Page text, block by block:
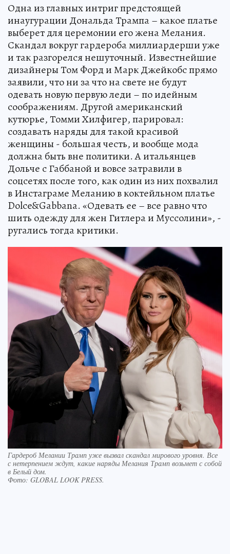
Одна из главных интриг предстоящей
инаугурации Дональда Трампа – какое платье
выберет для церемонии его жена Мелания.
Скандал вокруг гардероба миллиардерши уже
и так разгорелся нешуточный. Известнейшие
дизайнеры Том Форд и Марк Джейкобс прямо
заявили, что ни за что на свете не будут
одевать новую первую леди – по идейным
соображениям. Другой американский
кутюрье, Томми Хилфигер, парировал:
создавать наряды для такой красивой
женщины - большая честь, и вообще мода
должна быть вне политики. А итальянцев
Дольче с Габбаной и вовсе затравили в
соцсетях после того, как один из них похвалил
в Инстаграме Меланию в коктейльном платье
Dolce&Gabbana. «Одевать ее – все равно что
шить одежду для жен Гитлера и Муссолини», -
ругались тогда критики.
Гардероб Мелании Трамп уже вызвал скандал мирового уровня. Все
с нетерпением ждут, какие наряды Мелания Трамп возьмет с собой
в Белый дом.
Фото: GLOBAL LOOK PRESS.